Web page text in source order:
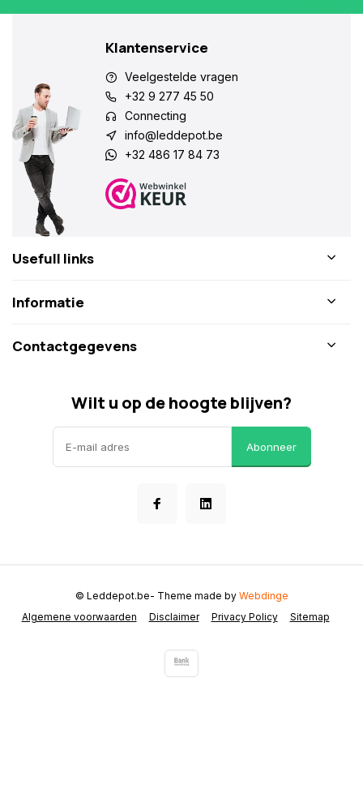
Klantenservice
Veelgestelde vragen
+32 9 277 45 50
Connecting
info@leddepot.be
+32 486 17 84 73
Usefull links
Informatie
Contactgegevens
Wilt u op de hoogte blijven?
Abonneer
Algemene voorwaarden Disclaimer Privacy Policy Sitemap
© Leddepot.be- Theme made by Webdinge